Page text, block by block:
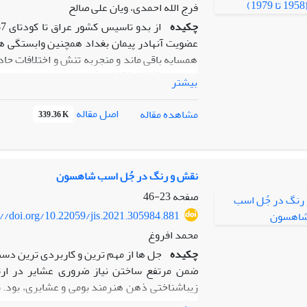
فرج الله احمدی، ویان علی صالح
چکیده
عضویت آنهادر پیمان بغداد همچنین
همسایه باقی ماند و منجربه تنش و اختلافات
رقابت های منطقه ای بین دو کشور ایران و
واختلافات بین دو کشور ایران و عراق را
نگرانی های که بعد از کودتای و تغییر حکومت
ضمن بررسی روابط عراق و شوروی دو مورد از
رقابتهای تسلیحاتی و حمایت از گروههای
توصیفی و با استفاده از منابع کتابخانه ای و
بیشتر
مشاهده مقاله
اصل مقاله 339.36 K
نقش و رنگ در جُل اسب شاهسون
صفحه23-46
doi.org/10.22059/jis.2021.305984.881
محمد افروغ
چکیده جل­ ها از مهم ­ترین و کاربردی­ ترین
ضمن مرتفع ساختن نیاز ضروری عشایر در
زیباشناختی ذهن هنرمند بومی و عشایری،